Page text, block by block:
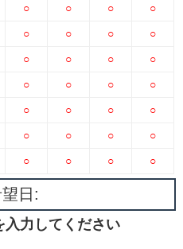
○
○
○
○
○
○
○
○
○
○
○
○
○
○
○
○
○
○
○
○
○
○
○
○
○
○
○
○
日:
入力してください